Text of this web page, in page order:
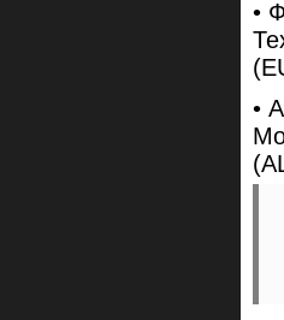
•
•